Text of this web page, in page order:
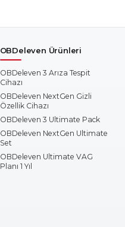
OBDeleven Ürünleri
OBDeleven 3 Arıza Tespit
Cihazı
OBDeleven NextGen Gizli
Özellik Cihazı
OBDeleven 3 Ultimate Pack
OBDeleven NextGen Ultimate
Set
OBDeleven Ultimate VAG
Planı 1 Yıl